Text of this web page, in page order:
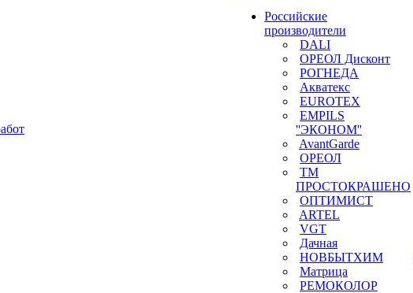
Российские
производители
DALI
ОРЕОЛ Дисконт
РОГНЕДА
Акватекс
EUROTEX
EMPILS
''ЭКОНОМ''
AvantGarde
ОРЕОЛ
ТМ
ПРОСТОКРАШЕНО
ОПТИМИСТ
ARTEL
VGT
Дачная
НОВБЫТХИМ
Матрица
РЕМОКОЛОР